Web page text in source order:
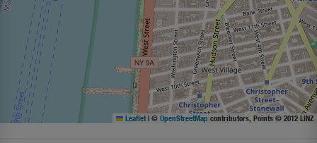
Leaflet | © OpenStreetMap contributors, Points © 2012 LINZ